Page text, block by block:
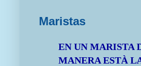
Maristas
EN UN MARISTA
MANERA ESTÀ